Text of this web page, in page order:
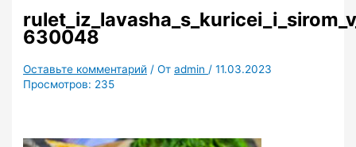
630048
Оставьте комментарий / Отadmin /11.03.2023
Просмотров: 235